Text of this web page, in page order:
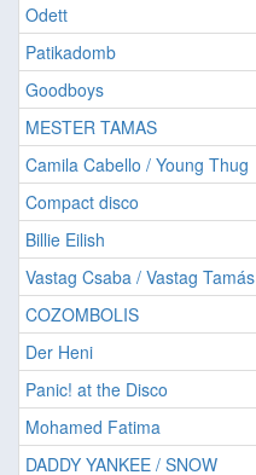
Odett
Patikadomb
Goodboys
MESTER TAMAS
Camila Cabello / Young Thug
Compact disco
Billie Eilish
Vastag Csaba / Vastag Tamás
COZOMBOLIS
Der Heni
Panic! at the Disco
Mohamed Fatima
DADDY YANKEE / SNOW